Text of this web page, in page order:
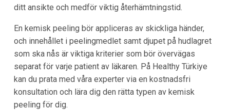
ditt ansikte och medför viktig återhämtningstid.
En kemisk peeling bör appliceras av skickliga händer,
och innehållet i peelingmedlet samt djupet på hudlagret
som ska nås är viktiga kriterier som bör övervägas
separat för varje patient av läkaren. På Healthy Türkiye
kan du prata med våra experter via en kostnadsfri
konsultation och lära dig den rätta typen av kemisk
peeling för dig.